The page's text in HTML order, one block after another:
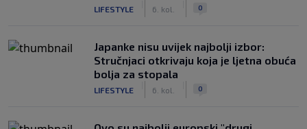
LIFESTYLE 6. kol. 0
Japanke nisu uvijek najbolji izbor:
Stručnjaci otkrivaju koja je ljetna obuća
bolja za stopala
LIFESTYLE 6. kol. 0